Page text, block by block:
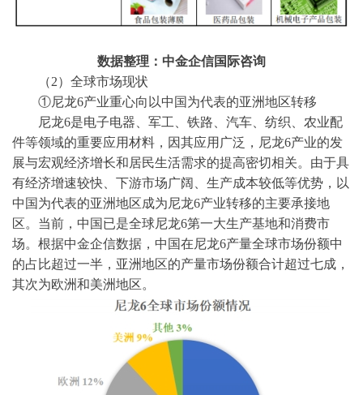
数据整理：中金企信国际咨询
（2） 全球市场现状
①尼龙6产业重心向以中国为代表的亚洲地区转移
尼龙6是电子电器、军工、铁路、汽车、纺织、农业配
件等领域的重要应用材料，因其应用广泛，尼龙6产业的发
展与宏观经济增长和居民生活需求的提高密切相关。由于具
有经济增速较快、下游市场广阔、生产成本较低等优势，以
中国为代表的亚洲地区成为尼龙6产业转移的主要承接地
区。当前，中国已是全球尼龙6第一大生产基地和消费市
场。根据中金企信数据 ，中国在尼龙6产量全球市场份额中
的占比超过一半，亚洲地区的产量市场份额合计超过七成，
其次为欧洲和美洲地区。